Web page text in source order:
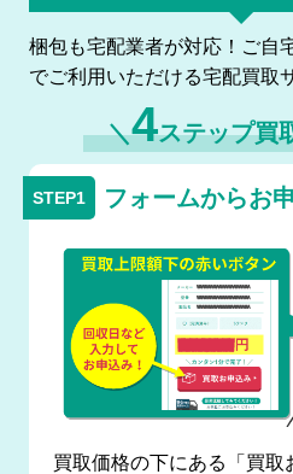
梱包も宅配業者が対応！ご自
でご利用いただける宅配買取
＼4ステップ買
フォームからお
買取価格の下にある「買取